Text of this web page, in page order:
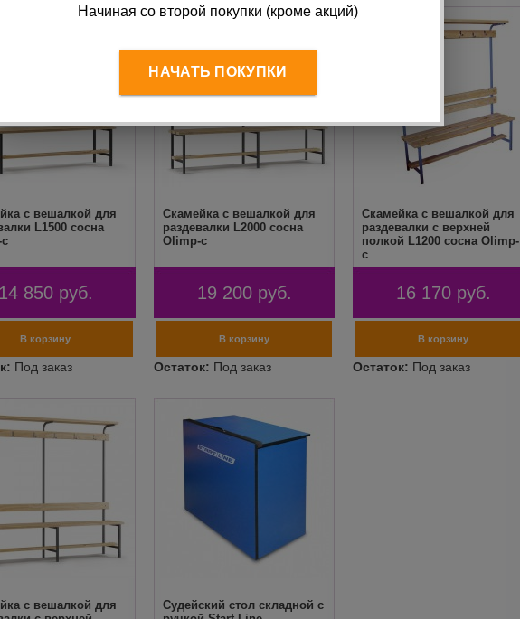
с вешалкой для
L1500 сосна
14 850 руб.
Скамейка с вешалкой для
раздевалки L2000 сосна
Olimp-c
19 200 руб.
Скамейка с вешалкой для
раздевалки с верхней
полкой L1200 сосна Olimp-
c
16 170 руб.
с вешалкой для
Судейский стол складной с
Начиная со второй покупки (кроме акций)
НАЧАТЬ ПОКУПКИ